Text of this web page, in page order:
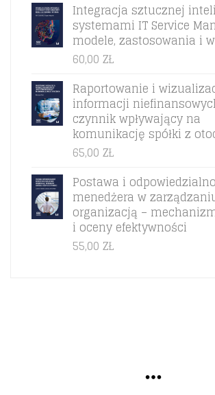
Integracja sztucznej
systemami IT Service
modele, zastosowania i
60,00 ZŁ
Raportowanie i
informacji
czynnik wpływający na
komunikację spółki z
65,00 ZŁ
Postawa i
menedżera w
organizacją –
i oceny efektywności
55,00 ZŁ